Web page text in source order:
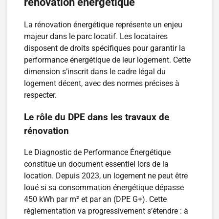
La rénovation énergétique représente un enjeu
majeur dans le parc locatif. Les locataires
disposent de droits spécifiques pour garantir la
performance énergétique de leur logement. Cette
dimension s’inscrit dans le cadre légal du
logement décent, avec des normes précises à
respecter.
Le rôle du DPE dans les travaux de
rénovation
Le Diagnostic de Performance Énergétique
constitue un document essentiel lors de la
location. Depuis 2023, un logement ne peut être
loué si sa consommation énergétique dépasse
450 kWh par m² et par an (DPE G+). Cette
réglementation va progressivement s’étendre : à